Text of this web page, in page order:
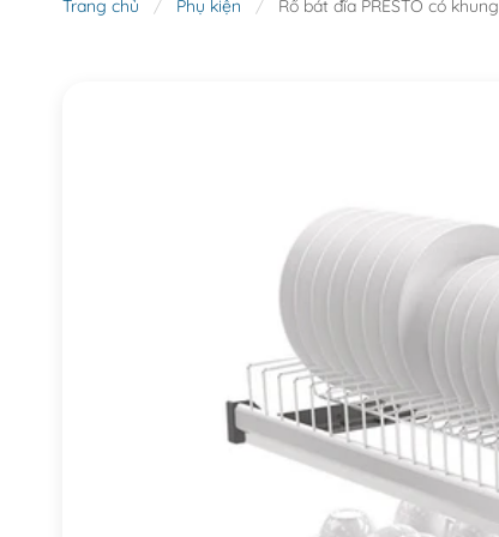
Trang chủ / Phụ kiện / Rổ bát đĩa PRESTO có khung